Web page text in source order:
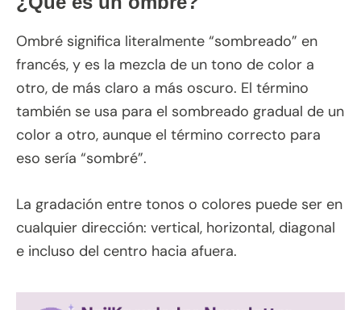
Ombré significa literalmente “sombreado” en
francés, y es la mezcla de un tono de color a
otro, de más claro a más oscuro. El término
también se usa para el sombreado gradual de un
color a otro, aunque el término correcto para
eso sería “sombré”.
La gradación entre tonos o colores puede ser en
cualquier dirección: vertical, horizontal, diagonal
e incluso del centro hacia afuera.